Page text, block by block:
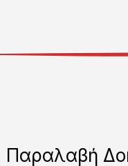
Παραλαβή